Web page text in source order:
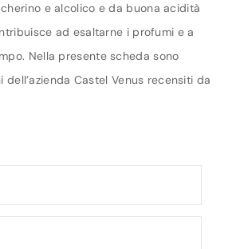
e alcolico e da buona acidità
ad esaltarne i profumi e a
Nella presente scheda sono
Castel Venus recensiti da